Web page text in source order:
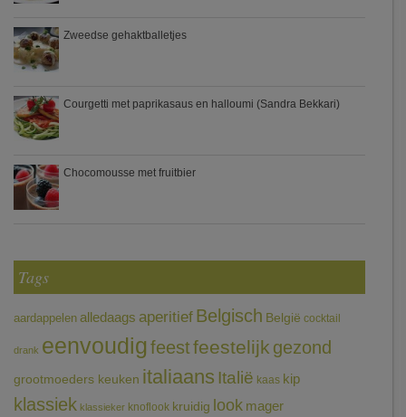
Zweedse gehaktballetjes
Courgetti met paprikasaus en halloumi (Sandra Bekkari)
Chocomousse met fruitbier
Tags
aardappelen alledaags aperitief Belgisch België cocktail
drank eenvoudigfeestfeestelijk gezond
grootmoeders keuken italiaans Italië kaas kip
klassiek klassieker knoflook kruidig look mager